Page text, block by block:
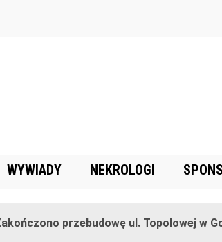
WYWIADY NEKROLOGI
przebudowę ul. Topolowej w